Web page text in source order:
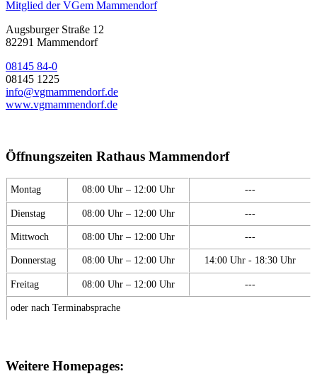
Mitglied der VGem Mammendorf
Augsburger Straße 12
82291 Mammendorf
08145 84-0
08145 1225
info@vgmammendorf.de
www.vgmammendorf.de
Öffnungszeiten Rathaus Mammendorf
Montag 08:00 Uhr – 12:00 Uhr ---
Dienstag 08:00 Uhr – 12:00 Uhr ---
Mittwoch 08:00 Uhr – 12:00 Uhr ---
Donnerstag 08:00 Uhr – 12:00 Uhr 14:00 Uhr - 18:30 Uhr
Freitag 08:00 Uhr – 12:00 Uhr ---
oder nach Terminabsprache
Weitere Homepages: